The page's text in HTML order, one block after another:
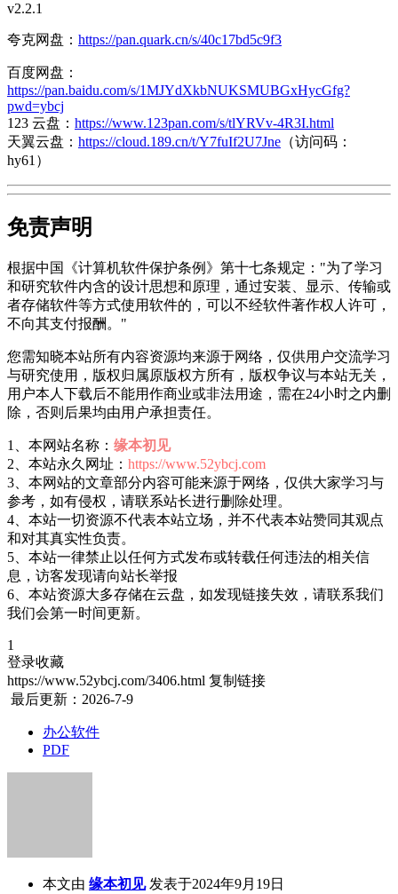
v2.2.1
夸克网盘： https://pan.quark.cn/s/40c17bd5c9f3
百度网盘：
https://pan.baidu.com/s/1MJYdXkbNUKSMUBGxHycGfg?
pwd=ybcj
123 云盘： https://www.123pan.com/s/tlYRVv-4R3I.html
天翼云盘： https://cloud.189.cn/t/Y7fuIf2U7Jne （访问码：
hy61）
免责声明
根据中国《计算机软件保护条例》第十七条规定："为了学习
和研究软件内含的设计思想和原理，通过安装、显示、传输或
者存储软件等方式使用软件的，可以不经软件著作权人许可，
不向其支付报酬。"
您需知晓本站所有内容资源均来源于网络，仅供用户交流学习
与研究使用，版权归属原版权方所有，版权争议与本站无关，
用户本人下载后不能用作商业或非法用途，需在24小时之内删
除，否则后果均由用户承担责任。
1、本网站名称： 缘本初见
2、本站永久网址： https://www.52ybcj.com
3、本网站的文章部分内容可能来源于网络，仅供大家学习与
参考，如有侵权，请联系站长进行删除处理。
4、本站一切资源不代表本站立场，并不代表本站赞同其观点
和对其真实性负责。
5、本站一律禁止以任何方式发布或转载任何违法的相关信
息，访客发现请向站长举报
6、本站资源大多存储在云盘，如发现链接失效，请联系我们
我们会第一时间更新。
1
登录收藏
https://www.52ybcj.com/3406.html 复制链接
最后更新：2026-7-9
办公软件
PDF
本文由 缘本初见 发表于2024年9月19日